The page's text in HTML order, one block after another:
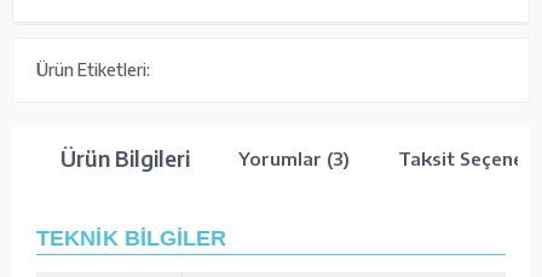
Ürün Etiketleri:
Ürün Bilgileri Yorumlar (3) Taksit
TEKNİK BİLGİLER